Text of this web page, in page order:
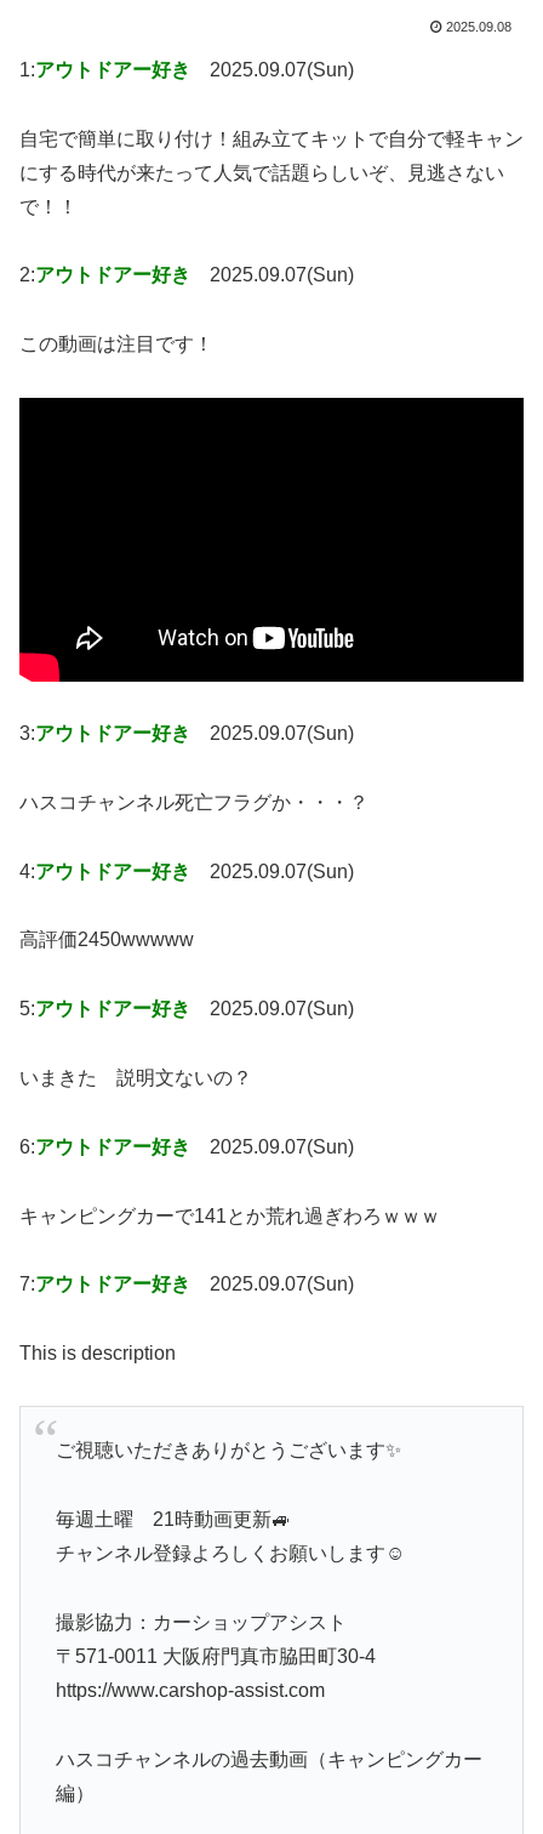
2025.09.08
1:アウトドアー好き 2025.09.07(Sun)
自宅で簡単に取り付け！組み立てキットで自分で軽キャン
にする時代が来たって人気で話題らしいぞ、見逃さない
で！！
2:アウトドアー好き 2025.09.07(Sun)
この動画は注目です！
3:アウトドアー好き 2025.09.07(Sun)
ハスコチャンネル死亡フラグか・・・？
4:アウトドアー好き 2025.09.07(Sun)
高評価2450wwwww
5:アウトドアー好き 2025.09.07(Sun)
いまきた 説明文ないの？
6:アウトドアー好き 2025.09.07(Sun)
キャンピングカーで141とか荒れ過ぎわろｗｗｗ
7:アウトドアー好き 2025.09.07(Sun)
This is description
ご視聴いただきありがとうございます✨
毎週土曜 21時動画更新🚙
チャンネル登録よろしくお願いします☺︎
撮影協力：カーショップアシスト
〒571-0011 大阪府門真市脇田町30-4
https://www.carshop-assist.com
ハスコチャンネルの過去動画（キャンピングカー
編）